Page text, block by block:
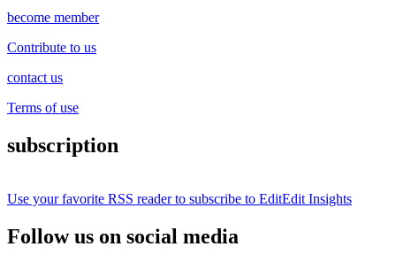
become member
Contribute to us
contact us
Terms of use
subscription
Use your favorite RSS reader to subscribe to EditEdit Insights
Follow us on social media